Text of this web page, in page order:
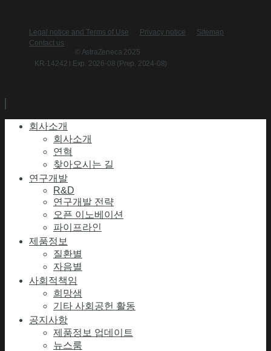
Legal notice and Terms of Use Privacy notice
Sitemap
Contact us
© AstraZeneca 2025
KR-14242 l Exp. 2026-08 (Prep. 2024-08)
회사소개
회사소개
연혁
찾아오시는 길
연구개발
R&D
연구개발 전략
오픈 이노베이션
파이프라인
제품정보
질환별
자음별
사회적책임
희망샘
기타 사회공헌 활동
공지사항
제품정보 업데이트
뉴스룸